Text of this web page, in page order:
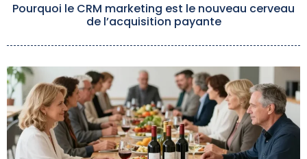
Pourquoi le CRM marketing est le nouveau cerveau
de l’acquisition payante